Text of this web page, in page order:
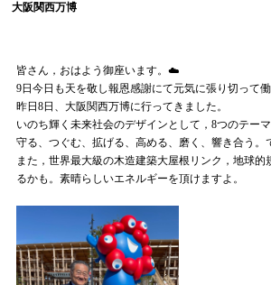
大阪関西万博
皆さん，おはよう御座います。☁️
9日今日も天を敬し報恩感謝にて元気に張り切って働
昨日8日、大阪関西万博に行ってきました。
いのち輝く未来社会のデザインとして，8つのテー
守る、つぐむ、拡げる、高める、磨く、響き合う。
また，世界最大級の木造建築大屋根リンク，地球
るかも。素晴らしいエネルギーを頂けますよ。